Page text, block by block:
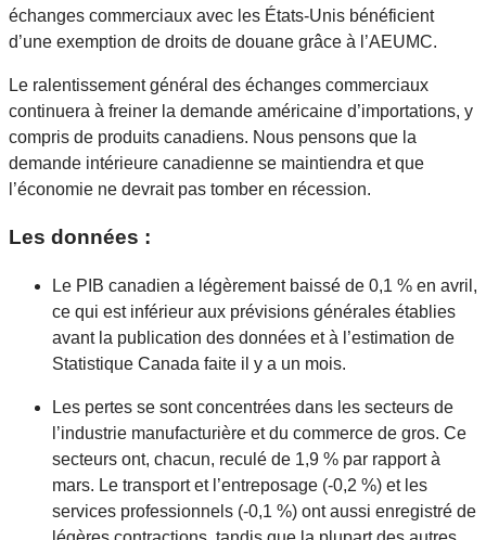
échanges commerciaux avec les États-Unis bénéficient
d’une exemption de droits de douane grâce à l’AEUMC.
Le ralentissement général des échanges commerciaux
continuera à freiner la demande américaine d’importations, y
compris de produits canadiens. Nous pensons que la
demande intérieure canadienne se maintiendra et que
l’économie ne devrait pas tomber en récession.
Les données :
Le PIB canadien a légèrement baissé de 0,1 % en avril,
ce qui est inférieur aux prévisions générales établies
avant la publication des données et à l’estimation de
Statistique Canada faite il y a un mois.
Les pertes se sont concentrées dans les secteurs de
l’industrie manufacturière et du commerce de gros. Ce
secteurs ont, chacun, reculé de 1,9 % par rapport à
mars. Le transport et l’entreposage (-0,2 %) et les
services professionnels (-0,1 %) ont aussi enregistré de